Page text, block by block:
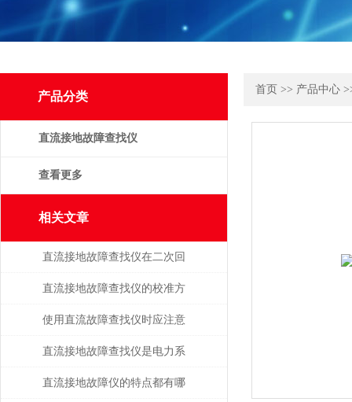
产品分类
直流接地故障查找仪
查看更多
相关文章
直流接地故障查找仪在二次回
路排查中的高效应用
直流接地故障查找仪的校准方
法
使用直流故障查找仪时应注意
的安全事项
直流接地故障查找仪是电力系
统维护的得力助手
直流接地故障仪的特点都有哪
首页 >> 产品中心